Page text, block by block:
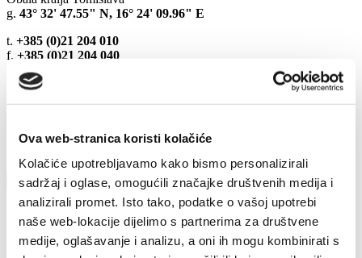
Ova web-stranica koristi kolačiće
Kolačiće upotrebljavamo kako bismo personalizirali
sadržaj i oglase, omogućili značajke društvenih medija i
analizirali promet. Isto tako, podatke o vašoj upotrebi
naše web-lokacije dijelimo s partnerima za društvene
medije, oglašavanje i analizu, a oni ih mogu kombinirati s
g. 43° 32' 47.55" N, 16° 24' 09.96" E
t. +385 (0)21 204 010
f. +385 (0)21 204 040
+385 (0)21 204 011
w.www.marina-kastela.
Događanja
Otkrijte više
6. kolovoza 2026. - 12. kolovoza 2026.
LEGENDA O MILJENKU I DOBRILI